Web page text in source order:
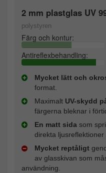
2 mm plastglas UV
polystyren
Färg och kontur:
Antireflexbehandling:
Mycket lätt och
format.
Maximalt UV-skydd
färgerna bleknar i
En matt sida som
direkta ljusreflektioner
Mycket reptåligt
av glasskivan som
användning.